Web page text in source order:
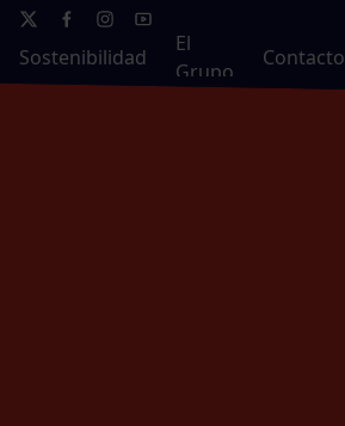
Sostenibilidad
El
Grupo
Contacto